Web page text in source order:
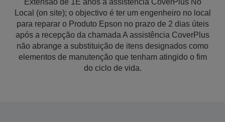
Extensão de 1E anos à assistência CoverPlus No
Local (on site); o objectivo é ter um engenheiro no local
para reparar o Produto Epson no prazo de 2 dias úteis
após a recepção da chamada A assistência CoverPlus
não abrange a substituição de itens designados como
elementos de manutenção que tenham atingido o fim
do ciclo de vida.